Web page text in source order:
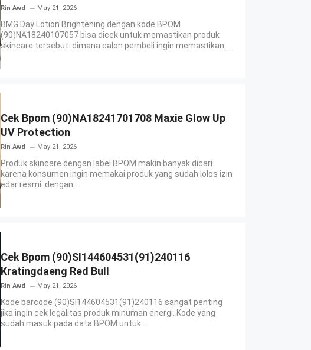
Rin Awd May 21, 2026
BMG Day Lotion Brightening dengan kode BPOM
(90)NA18240107057 bisa dicek untuk memastikan produk
skincare tersebut. dimana calon pembeli ingin memastikan ...
Cek Bpom (90)NA18241701708 Maxie Glow Up
UV Protection
Rin Awd May 21, 2026
Produk skincare dengan label BPOM makin banyak dicari
karena konsumen ingin memakai produk yang sudah lolos izin
edar resmi. dengan ...
Cek Bpom (90)SI144604531(91)240116
Kratingdaeng Red Bull
Rin Awd May 21, 2026
Kode barcode (90)SI144604531(91)240116 sangat penting
jika ingin cek legalitas produk minuman energi. Kode yang
sudah masuk pada data BPOM untuk ...